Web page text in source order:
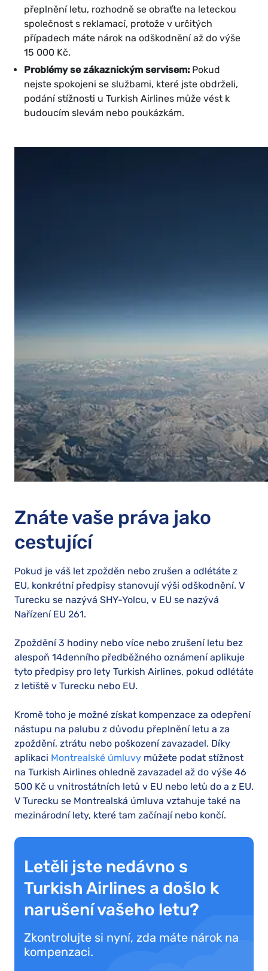
přeplnění letu, rozhodně se obraťte na leteckou
společnost s reklamací, protože v určitých
případech máte nárok na odškodnění až do výše
15 000 Kč.
Problémy se zákaznickým servisem: Pokud
nejste spokojeni se službami, které jste obdrželi,
podání stížnosti u Turkish Airlines může vést k
budoucím slevám nebo poukázkám.
Znáte vaše práva jako
cestující
Pokud je váš let zpožděn nebo zrušen a odlétáte z
EU, konkrétní předpisy stanovují výši odškodnění. V
Turecku se nazývá SHY-Yolcu, v EU se nazývá
Nařízení EU 261.
Zpoždění 3 hodiny nebo více nebo zrušení letu bez
alespoň 14denního předběžného oznámení aplikuje
tyto předpisy pro lety Turkish Airlines, pokud odlétáte
z letiště v Turecku nebo EU.
Kromě toho je možné získat kompenzace za odepření
nástupu na palubu z důvodu přeplnění letu a za
zpoždění, ztrátu nebo poškození zavazadel. Díky
aplikaci Montrealské úmluvy můžete podat stížnost
na Turkish Airlines ohledně zavazadel až do výše 46
500 Kč u vnitrostátních letů v EU nebo letů do a z EU.
V Turecku se Montrealská úmluva vztahuje také na
mezinárodní lety, které tam začínají nebo končí.
Letěli jste nedávno s
Turkish Airlines a došlo k
narušení vašeho letu?
Zkontrolujte si nyní, zda máte nárok na
kompenzaci.